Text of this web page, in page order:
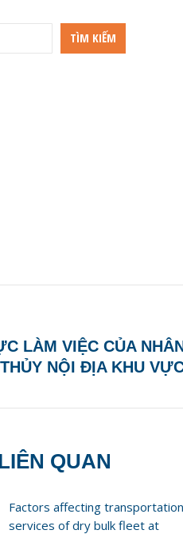
TÌM KIẾM
LÀM VIỆC CỦA
NỘI ĐỊA KHU
QUAN
Factors affecting transportation
services of dry bulk fleet at